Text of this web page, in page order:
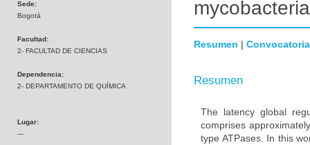
Sede:
Bogotá
Facultad:
2- FACULTAD DE CIENCIAS
Dependencia:
2- DEPARTAMENTO DE QUÍMICA
Lugar:
---
mycobacteria
Resumen | Convocatoria
Resumen
The latency global
comprises
type ATPases. In this